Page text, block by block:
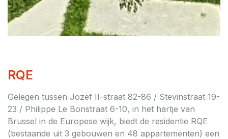
RQE
Gelegen tussen Jozef II-straat 82-86 / Stevinstraat 19-
23 / Philippe Le Bonstraat 6-10, in het hartje van
Brussel in de Europese wijk, biedt de residentie RQE
(bestaande uit 3 gebouwen en 48 appartementen) een